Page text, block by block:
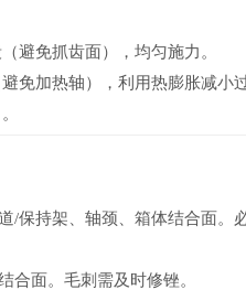
避免抓齿面），均匀施力。
免加热轴），利用热膨胀减小
/保持架、轴颈、箱体结合面。
合面。毛刺需及时修锉。